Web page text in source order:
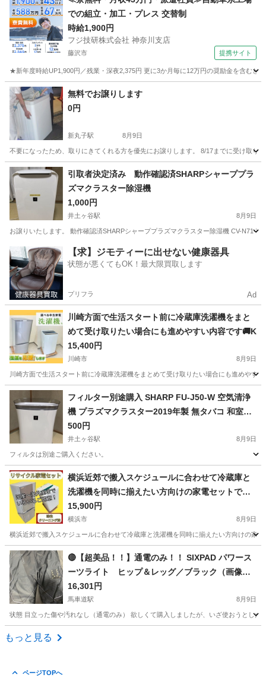
での組立・加工・プレス 交替制
時給1,900円
フジ技研株式会社 神奈川支店
藤沢市 提携サイト
★新年度時給UP1,900円／残業・深夜2,375円 更に3か月毎に12万円の奨励金を含む
神奈川 藤沢市 その他
無料でお譲りします
0円
新丸子駅 8月9日
不要になったため、取りにきてくれる方を優先にお譲りします。 8/17までに受け取
神奈川 川崎市 新丸子駅 生活家電 譲り
引取者決定済み 動作確認済SHARPシャーププラ
ズマクラスター除湿機
1,000円
井土ヶ谷駅 8月9日
お譲りいたします。 動作確認済SHARPシャーププラズマクラスター除湿機 CV-N71-
神奈川 横浜市 井土ヶ谷駅 季節、空調家電
【求】ジモティーに出せない健康器具
状態が悪くてもOK！最大限買取します
プリフラ Ad
川崎方面で生活スタート前に冷蔵庫洗濯機をまと
めて受け取りたい場合にも進めやすい内容です🚚K
15,400円
川崎市 8月9日
川崎方面で生活スタート前に冷蔵庫洗濯機をまとめて受け取りたい場合にも進めや
神奈川 川崎市 生活家電 AQUA
フィルター別途購入 SHARP FU-J50-W 空気清浄
機 プラズマクラスター2019年製 無タバコ 和室来
客用
500円
井土ヶ谷駅 8月9日
フィルタは別途ご購入ください。
神奈川 横浜市 井土ヶ谷駅 季節、空調家電 来客
横浜近郊で搬入スケジュールに合わせて冷蔵庫と
洗濯機を同時に揃えたい方向けの家電セットです
📍Y
15,900円
横浜市 8月9日
横浜近郊で搬入スケジュールに合わせて冷蔵庫と洗濯機を同時に揃えたい方向けの家
神奈川 横浜市 生活家電 Hisense
🔴【超美品！！】通電のみ！！ SIXPAD パワース
ーツライト ヒップ＆レッグ／ブラック（画像の
関係でグレーに見えています！）
16,301円
馬車道駅 8月9日
状態 目立った傷や汚れなし（通電のみ） 欲しくて購入しましたが、いざ使おうとし
神奈川 横浜市
もっと見る
ページTOPへ